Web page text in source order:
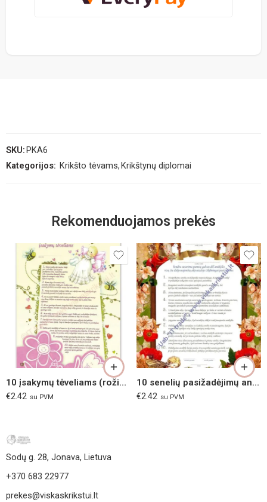
SKU: PKA6
Kategorijos: Krikšto tėvams, Krikštynų diplomai
Rekomenduojamos prekės
10 įsakymų tėveliams (rožinis)
€2.42 su PVM
10 senelių pasižadėjimų anūkui
€2.42 su PVM
Sodų g. 28, Jonava, Lietuva
+370 683 22977
prekes@viskaskrikstui.lt